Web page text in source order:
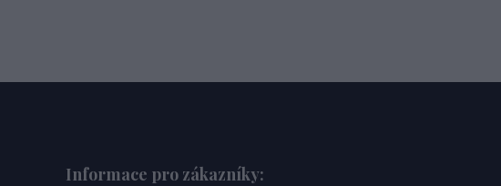
Informace pro zákazníky: